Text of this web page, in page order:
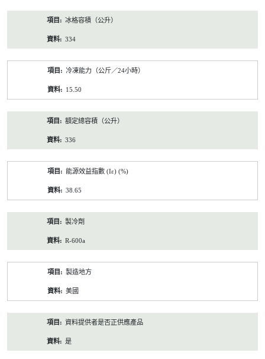
冰格容積（公升）
334
冷凍能力（公斤／24小時）
15.50
額定總容積（公升）
336
能源效益指數 (Iε) (%)
38.65
製冷劑
R-600a
製造地方
美國
資料提供者是否正供應產品
是